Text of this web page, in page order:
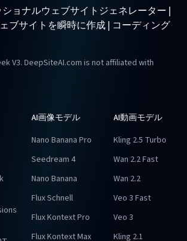
ョナルウェブサイトジェネレーター |
ェブサイトを瞬時に作成 | コーディング
V3. DeepSiteAI.com is not affiliated with
AI画像モデル
Nano Banana Pro
Seedream 4
Nano Banana
Flux Schnell
Flux Kontext Pro
Flux Kontext Max
AI動画モデル
Kling 2.5 Turbo
Wan 2.2 Fast
Wan 2.2
Veo 3 Fast
Veo 3
Kling 2.1